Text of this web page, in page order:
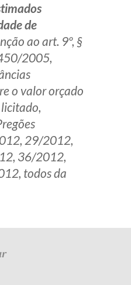
de
ao art. 9º, §
2005,
o valor orçado
29/2012,
36/2012,
todos da